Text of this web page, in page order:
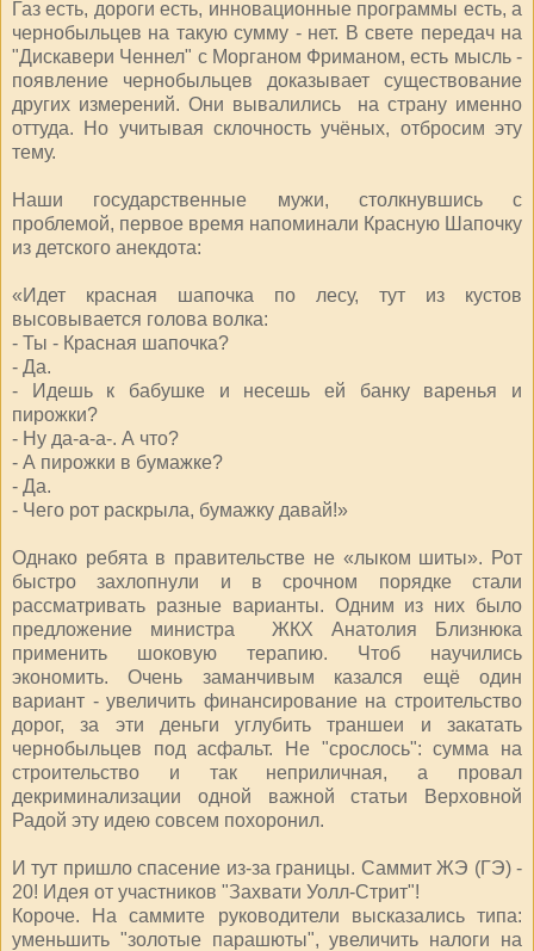
Газ есть, дороги есть, инновационные программы есть, а
чернобыльцев на такую сумму - нет. В свете передач на
"Дискавери Ченнел" с Морганом Фриманом, есть мысль -
появление чернобыльцев доказывает существование
других измерений. Они вывалились на страну именно
оттуда. Но учитывая склочность учёных, отбросим эту
тему.
Наши государственные мужи, столкнувшись с
проблемой, первое время напоминали Красную Шапочку
из детского анекдота:
«Идет красная шапочка по лесу, тут из кустов
высовывается голова волка:
- Ты - Красная шапочка?
- Да.
- Идешь к бабушке и несешь ей банку варенья и
пирожки?
- Ну да-а-а-. А что?
- А пирожки в бумажке?
- Да.
- Чего рот раскрыла, бумажку давай!»
Однако ребята в правительстве не «лыком шиты». Рот
быстро захлопнули и в срочном порядке стали
рассматривать разные варианты. Одним из них было
предложение министра ЖКХ Анатолия Близнюка
применить шоковую терапию. Чтоб научились
экономить. Очень заманчивым казался ещё один
вариант - увеличить финансирование на строительство
дорог, за эти деньги углубить траншеи и закатать
чернобыльцев под асфальт. Не "срослось": сумма на
строительство и так неприличная, а провал
декриминализации одной важной статьи Верховной
Радой эту идею совсем похоронил.
И тут пришло спасение из-за границы. Саммит ЖЭ (ГЭ) -
20! Идея от участников "Захвати Уолл-Стрит"!
Короче. На саммите руководители высказались типа:
уменьшить "золотые парашюты", увеличить налоги на